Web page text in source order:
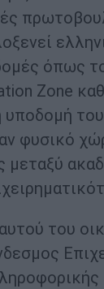
όπως
Zone
φυσικό
μεταξύ
του